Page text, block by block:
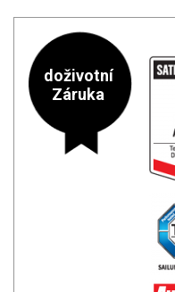
doživotní
Záruka